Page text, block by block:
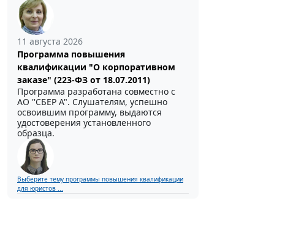
11 августа 2026
Программа повышения
квалификации "О корпоративном
заказе" (223-ФЗ от 18.07.2011)
Программа разработана совместно с
АО ''СБЕР А". Слушателям, успешно
освоившим программу, выдаются
удостоверения установленного
образца.
Выберите тему программы повышения квалификации
для юристов ...